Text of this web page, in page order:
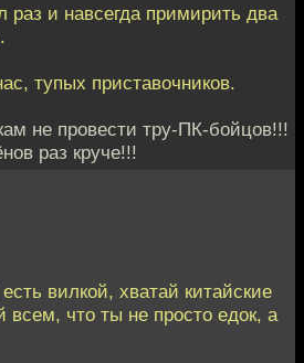
и навсегда примирить два
тупых приставочников.
не провести тру-ПК-бойцов!!!
раз круче!!!
вилкой, хватай китайские
всем, что ты не просто едок, а